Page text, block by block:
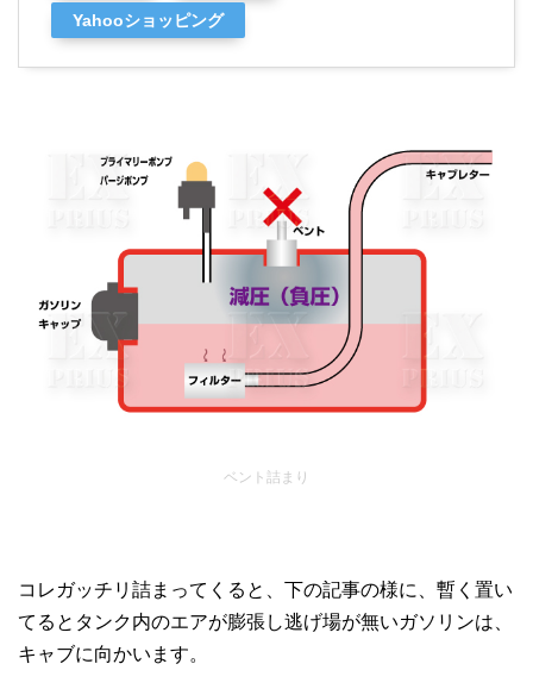
Yahooショッピング
ベント詰まり
コレガッチリ詰まってくると、下の記事の様に、暫く置い
てるとタンク内のエアが膨張し逃げ場が無いガソリンは、
キャブに向かいます。